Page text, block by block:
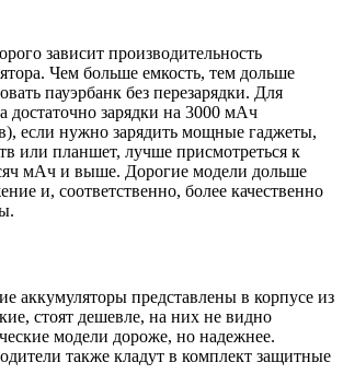
зависит производительность
Чем больше емкость, тем дольше
пауэрбанк без перезарядки. Для
достаточно зарядки на 3000 мАч
если нужно зарядить мощные гаджеты,
или планшет, лучше присмотреться к
мАч и выше. Дорогие модели дольше
и, соответственно, более качественно
аккумуляторы представлены в корпусе из
стоят дешевле, на них не видно
модели дороже, но надежнее.
также кладут в комплект защитные